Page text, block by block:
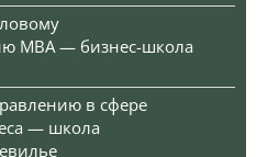
MBA — бизнес-школа
в сфере
— школа